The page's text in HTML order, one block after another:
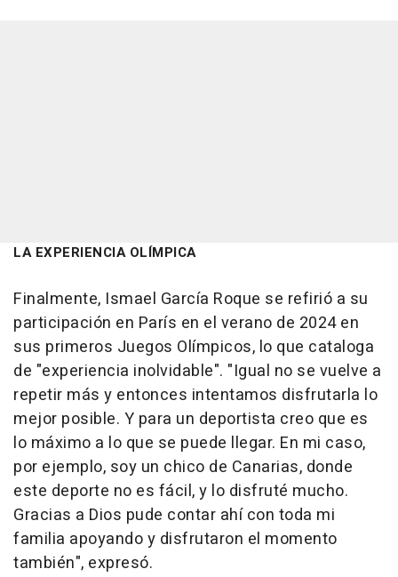
LA EXPERIENCIA OLÍMPICA
Finalmente, Ismael García Roque se refirió a su
participación en París en el verano de 2024 en
sus primeros Juegos Olímpicos, lo que cataloga
de "experiencia inolvidable". "Igual no se vuelve a
repetir más y entonces intentamos disfrutarla lo
mejor posible. Y para un deportista creo que es
lo máximo a lo que se puede llegar. En mi caso,
por ejemplo, soy un chico de Canarias, donde
este deporte no es fácil, y lo disfruté mucho.
Gracias a Dios pude contar ahí con toda mi
familia apoyando y disfrutaron el momento
también", expresó.